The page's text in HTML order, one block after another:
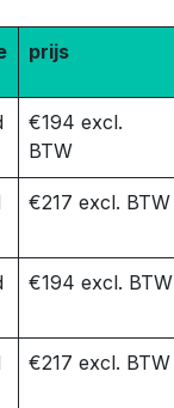
prijs
€194 excl.
BTW
€217 excl. BTW
€194 excl. BTW
€217 excl. BTW